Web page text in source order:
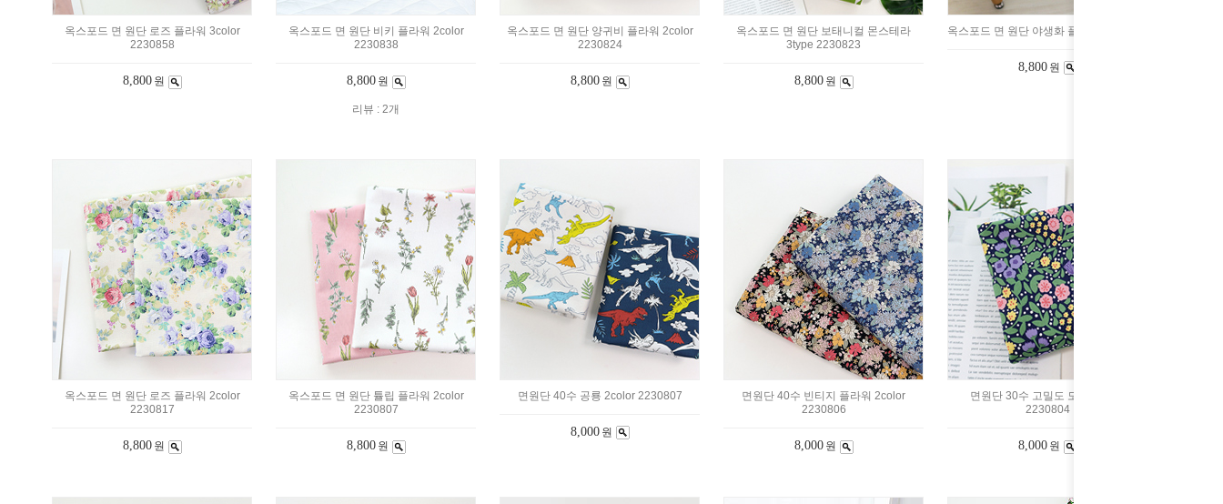
옥스포드 면 원단 로즈 플라워 3color
2230858
8,800 원
옥스포드 면 원단 비키 플라워 2color
2230838
8,800 원
리뷰 : 2개
옥스포드 면 원단 양귀비 플라워 2color
2230824
8,800 원
옥스포드 면 원단 보태니컬 몬스테라
3type 2230823
8,800 원
옥스포드 면 원단 야생화 플라워 2230818
8,800 원
옥스포드 면 원단 로즈 플라워 2color
2230817
8,800 원
옥스포드 면 원단 튤립 플라워 2color
2230807
8,800 원
면원단 40수 공룡 2color 2230807
8,000 원
면원단 40수 빈티지 플라워 2color
2230806
8,000 원
면원단 30수 고밀도 도트 플라워
2230804
8,000 원